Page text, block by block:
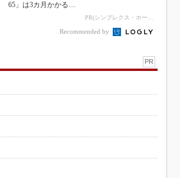
65」は3カ月かかる作
PR(シンプレクス・ホールディングス)
Recommended by
PR